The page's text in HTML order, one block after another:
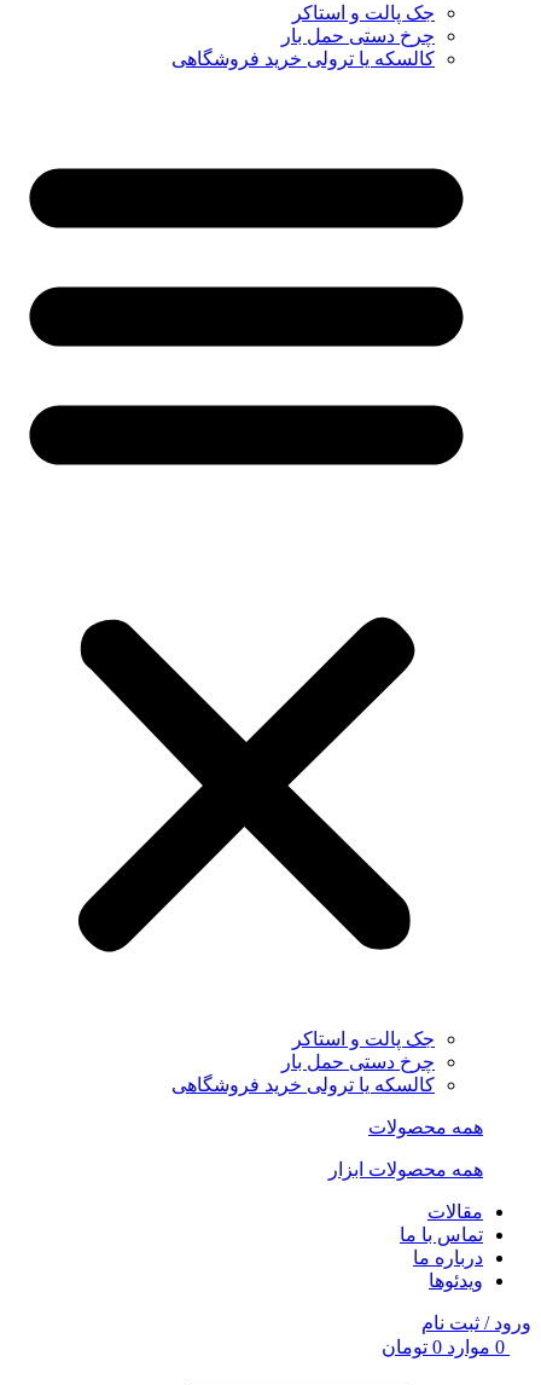
جک پالت و استاکر
چرخ دستی حمل بار
کالسکه یا ترولی خرید فروشگاهی
جک پالت و استاکر
چرخ دستی حمل بار
کالسکه یا ترولی خرید فروشگاهی
همه محصولات
همه محصولات ابزار
مقالات
تماس با ما
درباره ما
ویدئوها
ورود / ثبت نام
0 موارد 0 تومان